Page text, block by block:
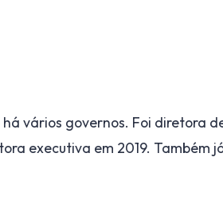
vários governos. Foi diretora
executiva em 2019. Também